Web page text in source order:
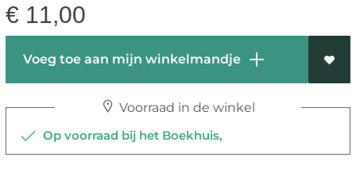
€ 11,00
Voeg toe aan mijn winkelmandje
Voorraad in de winkel
Op voorraad bij het Boekhuis,